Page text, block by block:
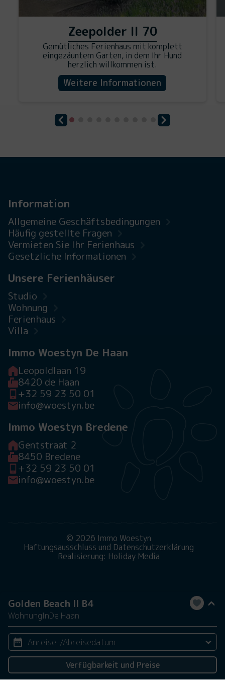
Golden Beach II B4
WohnungInDe Haan
Anreise-/Abreisedatum
2 PersonenVerfügbarkeit und Preise
Zeepolder II 70
Gemütliches Ferienhaus mit komplett
eingezäuntem Garten, in dem Ihr Hund
herzlich willkommen ist.
Weitere Informationen
Information
Allgemeine Geschäftsbedingungen
Häufig gestellte Fragen
Vermieten Sie Ihr Ferienhaus
Gesetzliche Informationen
Unsere Ferienhäuser
Studio
Wohnung
Ferienhaus
Villa
Immo Woestyn De Haan
Leopoldlaan 19
8420 de Haan
+32 59 23 50 01
info@woestyn.be
Immo Woestyn Bredene
Gentstraat 2
8450 Bredene
+32 59 23 50 01
info@woestyn.be
© 2026 Immo Woestyn
Haftungsausschluss und Datenschutzerklärung
Realisierung: Holiday Media